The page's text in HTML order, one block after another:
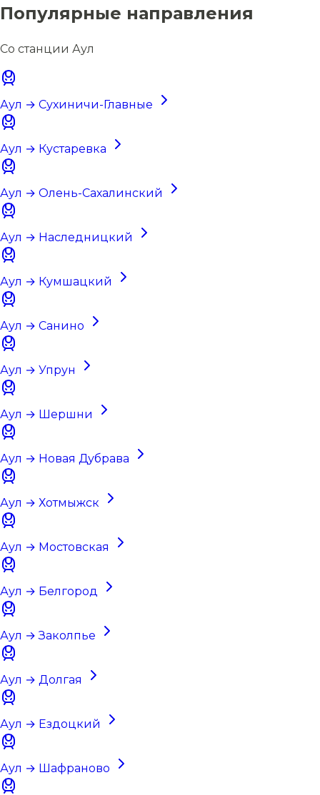
Популярные направления
Со станции Аул
Аул → Сухиничи-Главные
Аул → Кустаревка
Аул → Олень-Сахалинский
Аул → Наследницкий
Аул → Кумшацкий
Аул → Санино
Аул → Упрун
Аул → Шершни
Аул → Новая Дубрава
Аул → Хотмыжск
Аул → Мостовская
Аул → Белгород
Аул → Заколпье
Аул → Долгая
Аул → Ездоцкий
Аул → Шафраново